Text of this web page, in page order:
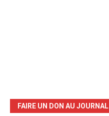
FAIRE UN DON AU JOURNAL